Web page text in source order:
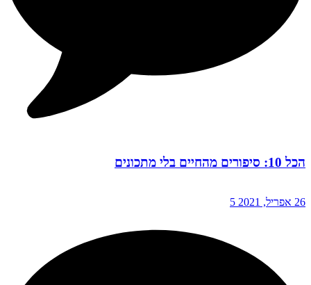
הכל 10: סיפורים מהחיים בלי מתכונים
26 אפריל, 2021 5